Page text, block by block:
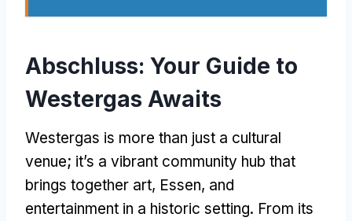
Abschluss: Your Guide to
Westergas Awaits
Westergas is more than just a cultural
venue; it’s a vibrant community hub that
brings together art, Essen, and
entertainment in a historic setting. From its